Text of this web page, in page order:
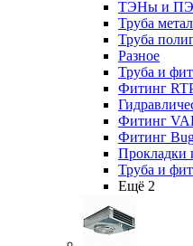
ТЭНы и
Труба
Труба
Разное
Труба и
Фитинг
Фитинг
Фитинг
Прокладки
Труба и
Ещё 2